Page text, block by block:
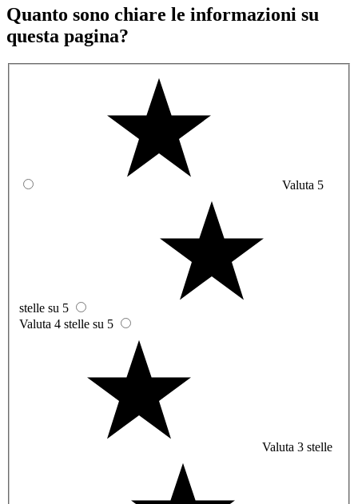
Quanto sono chiare le informazioni su
questa pagina?
Valuta 5
stelle su 5
Valuta 4 stelle su 5
Valuta 3 stelle